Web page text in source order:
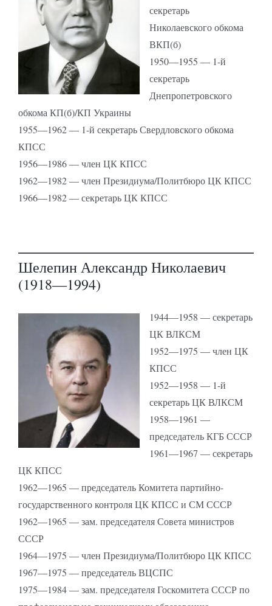
секретарь
Николаевского обкома
ВКП(б)
1950—1955 — 1-й
секретарь
Днепропетровского
обкома КП(б)/КП Украины
1955—1962 — 1-й секретарь Свердловского обкома
КПСС
1956—1986 — член ЦК КПСС
1962—1982 — член Президиума/Политбюро ЦК КПСС
1966—1982 — секретарь ЦК КПСС
Шелепин Александр Николаевич
(1918—1994)
1944—1958 — секретарь
ЦК ВЛКСМ
1952—1975 — член ЦК
КПСС
1952—1958 — 1-й
секретарь ЦК ВЛКСМ
1958—1961 —
председатель КГБ СССР
1961—1967 — секретарь
ЦК КПСС
1962—1965 — председатель Комитета партийно-
государственного контроля ЦК КПСС и СМ СССР
1962—1965 — зам. председателя Совета министров
СССР
1964—1975 — член Президиума/Политбюро ЦК КПСС
1967—1975 — председатель ВЦСПС
1975—1984 — зам. председателя Госкомитета СССР по